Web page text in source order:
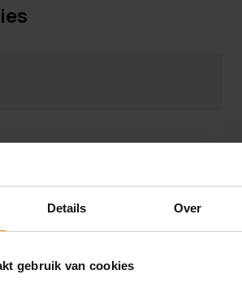
Details Over
gebruik van cookies